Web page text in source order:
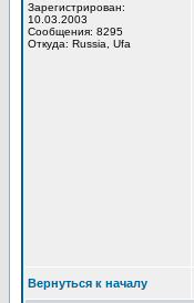
Зарегистрирован:
10.03.2003
Сообщения: 8295
Откуда: Russia, Ufa
Вернуться к началу